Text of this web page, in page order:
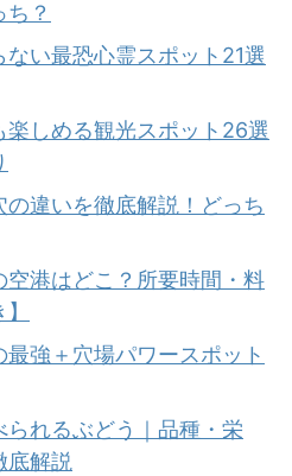
？
い最恐心霊スポット21選
楽しめる観光スポット26選
違いを徹底解説！どっち
空港はどこ？所要時間・料
強＋穴場パワースポット
れるぶどう｜品種・栄
底解説